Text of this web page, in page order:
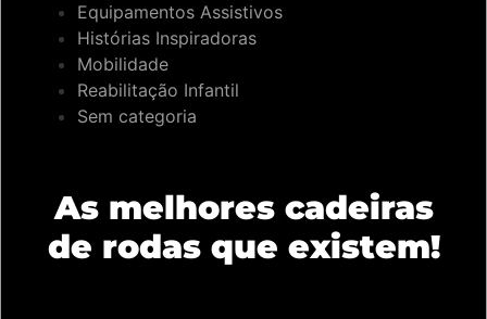
Equipamentos Assistivos
Histórias Inspiradoras
Mobilidade
Reabilitação Infantil
Sem categoria
As melhores cadeiras
de rodas que existem!